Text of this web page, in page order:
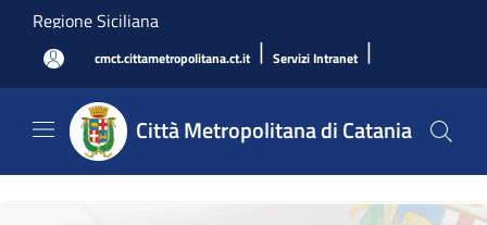
Salta al contenuto principale
Regione Siciliana
cmct.cittametropolitana.ct.it | Servizi Intranet |
Città Metropolitana di Catania